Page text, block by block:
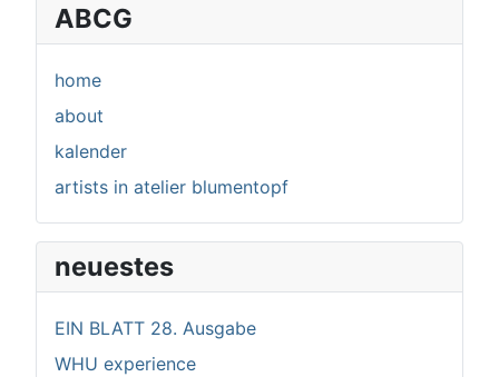
ABCG
home
about
kalender
artists in atelier blumentopf
neuestes
EIN BLATT 28. Ausgabe
WHU experience